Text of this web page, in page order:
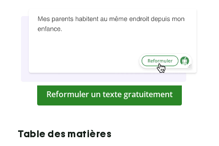
Reformuler un texte gratuitement
Table des matières